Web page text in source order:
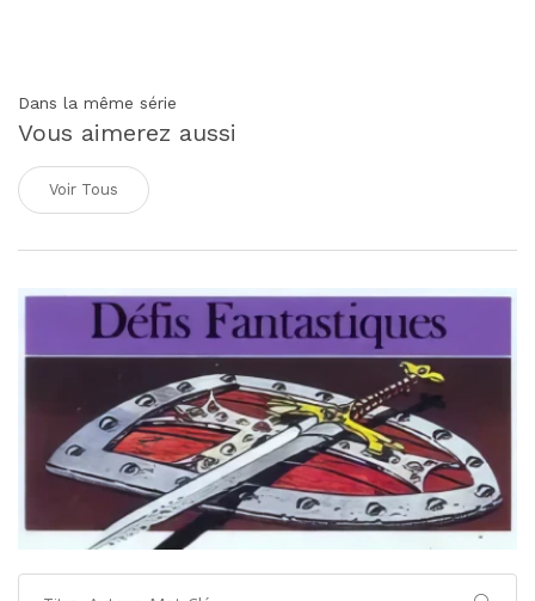
Dans la même série
Vous aimerez aussi
Voir Tous